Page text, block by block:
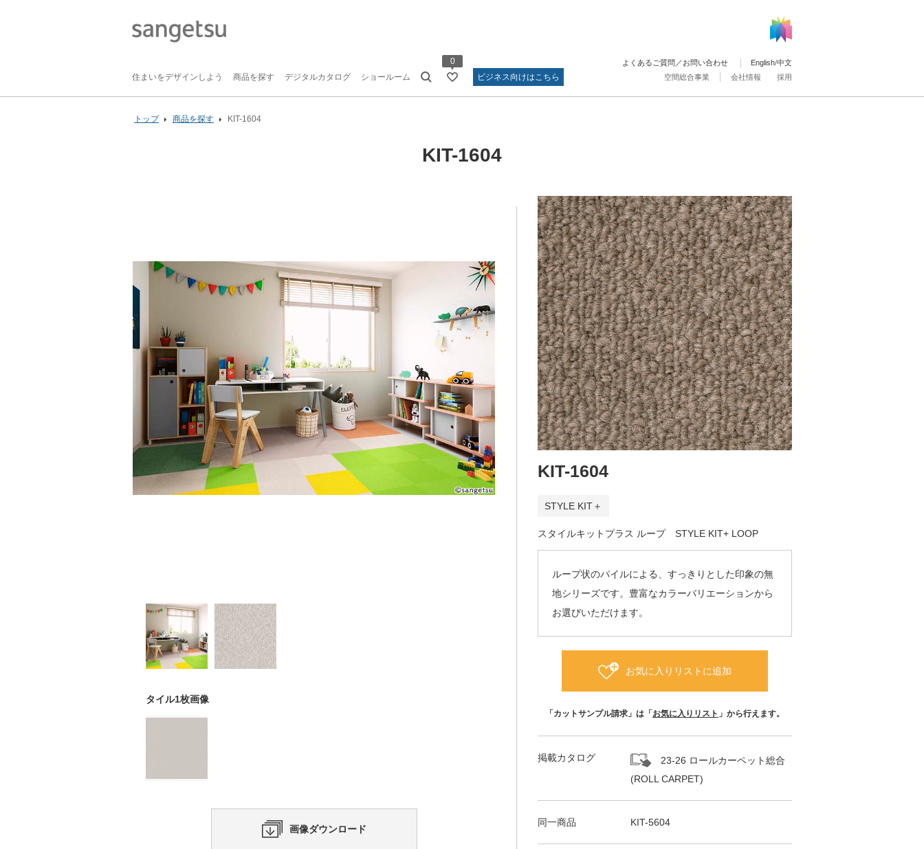
住まいをデザインしよう 商品を探す デジタルカタログ ショールーム
0
ビジネス向けはこちら
空間総合事業 会社情報 採用
よくあるご質問／お問い合わせ English/中文
トップ 商品を探す KIT-1604
KIT-1604
タイル1枚画像
画像ダウンロード
KIT-1604
STYLE KIT＋
スタイルキットプラス ループ STYLE KIT+ LOOP
ループ状のパイルによる、すっきりとした印象の無
地シリーズです。豊富なカラーバリエーションから
お選びいただけます。
お気に入りリストに追加
「カットサンプル請求」は「 お気に入りリスト 」から行えます。
掲載カタログ
23-26 ロールカーペット総合
(ROLL CARPET)
同一商品 KIT-5604